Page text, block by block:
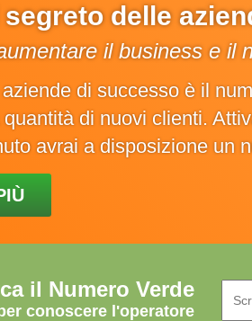
delle
il business e il
di successo è il
di nuovi clienti.
avrai a disposizione un
il Numero Verde
conoscere l'operatore